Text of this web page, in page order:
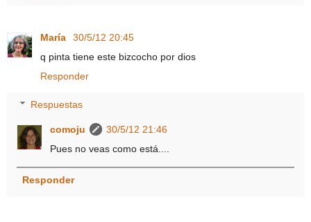
María
30/5/12 20:45
q pinta tiene este bizcocho por dios
Responder
Respuestas
comoju
30/5/12 21:46
Pues no veas como está....
Responder